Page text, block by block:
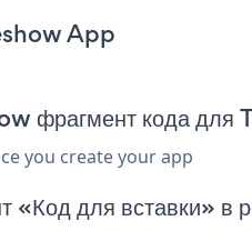
App
фрагмент кода
you create your app
«Код для вставки»